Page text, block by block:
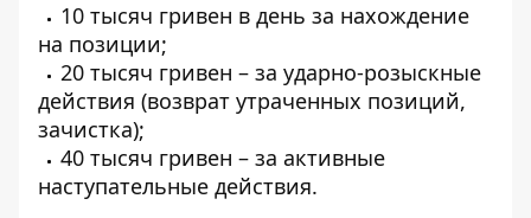
10 тысяч гривен в день за нахождение
на позиции;
20 тысяч гривен – за ударно-розыскные
действия (возврат утраченных позиций,
зачистка);
40 тысяч гривен – за активные
наступательные действия.